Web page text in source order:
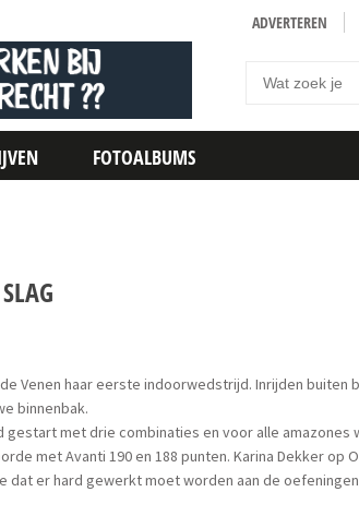
ADVERTEREN
FOTOALBUMS
Venen haar eerste indoorwedstrijd. Inrijden buiten
binnenbak.
met drie combinaties en voor alle amazones
met Avanti 190 en 188 punten. Karina Dekker op
dat er hard gewerkt moet worden aan de